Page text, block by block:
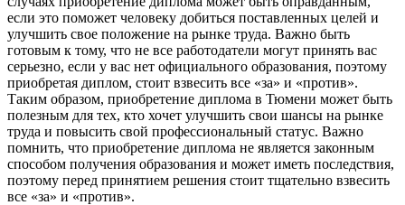
если это поможет человеку добиться поставленных целей и
улучшить свое положение на рынке труда. Важно быть
готовым к тому, что не все работодатели могут принять вас
серьезно, если у вас нет официального образования, поэтому
приобретая диплом, стоит взвесить все «за» и «против».
Таким образом, приобретение диплома в Тюмени может быть
полезным для тех, кто хочет улучшить свои шансы на рынке
труда и повысить свой профессиональный статус. Важно
помнить, что приобретение диплома не является законным
способом получения образования и может иметь последствия,
поэтому перед принятием решения стоит тщательно взвесить
все «за» и «против».